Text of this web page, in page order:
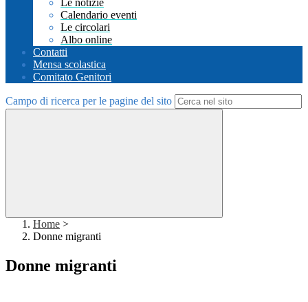
Le notizie
Calendario eventi
Le circolari
Albo online
Contatti
Mensa scolastica
Comitato Genitori
Campo di ricerca per le pagine del sito
Home >
Donne migranti
Donne migranti